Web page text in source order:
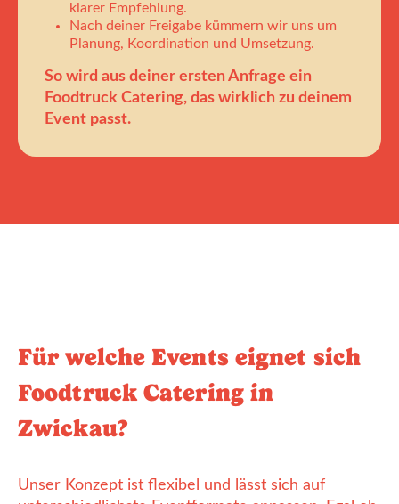
klarer Empfehlung.
Nach deiner Freigabe kümmern wir uns um
Planung, Koordination und Umsetzung.
So wird aus deiner ersten Anfrage ein
Foodtruck Catering, das wirklich zu deinem
Event passt.
Für welche Events eignet sich
Foodtruck Catering in
Zwickau?
Unser Konzept ist flexibel und lässt sich auf